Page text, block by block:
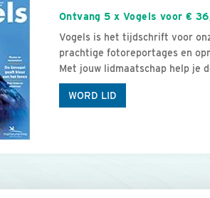
Ontvang 5 x Vogels voor €
Vogels is het tijdschrift voor
prachtige fotoreportages en
Met jouw lidmaatschap help je
WORD LID